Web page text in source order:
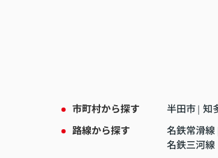
市町村から探す 半田市 | 知
路線から探す
名鉄常滑線
名鉄三河線